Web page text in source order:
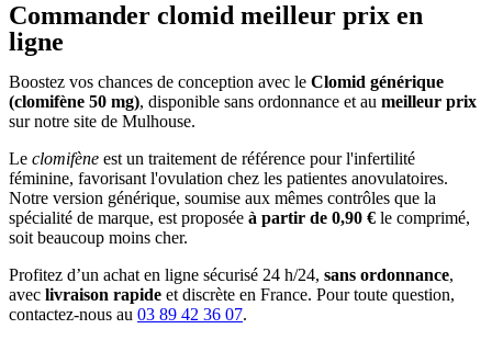
Commander clomid meilleur prix en
ligne
Boostez vos chances de conception avec le Clomid générique
(clomifène 50 mg), disponible sans ordonnance et au meilleur prix
sur notre site de Mulhouse.
Le clomifène est un traitement de référence pour l'infertilité
féminine, favorisant l'ovulation chez les patientes anovulatoires.
Notre version générique, soumise aux mêmes contrôles que la
spécialité de marque, est proposée à partir de 0,90 € le comprimé,
soit beaucoup moins cher.
Profitez d’un achat en ligne sécurisé 24 h/24, sans ordonnance,
avec livraison rapide et discrète en France. Pour toute question,
contactez-nous au 03 89 42 36 07.